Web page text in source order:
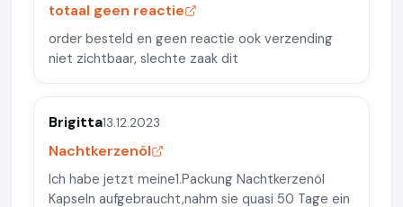
totaal geen reactie
order besteld en geen reactie ook verzending
niet zichtbaar, slechte zaak dit
Brigitta13.12.2023
Nachtkerzenöl
Ich habe jetzt meine1.Packung Nachtkerzenöl
Kapseln aufgebraucht,nahm sie quasi 50 Tage ein